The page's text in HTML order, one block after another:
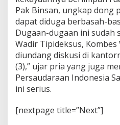
Pak Binsan, ungkap dong
dapat diduga berbasah-
Dugaan-dugaan ini sudah
Wadir Tipideksus,
diundang diskusi di
(3),” ujar pria yang juga
Persaudaraan Indonesia
ini serius.
[nextpage title=”Next”]